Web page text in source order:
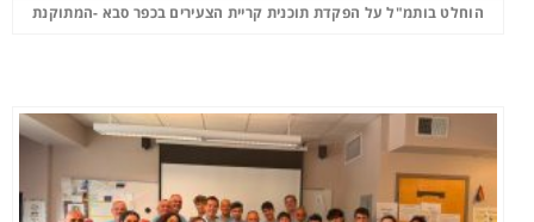
הוחלט בותמ"ל על הפקדת תוכנית קריית הצעירים בכפר סבא -המתוקנת